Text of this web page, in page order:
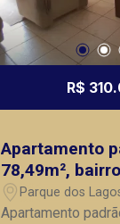
R$
Apartamento
78,49m²,
Lagos, Zona
Preto/SP.
Parque dos
Apartamento